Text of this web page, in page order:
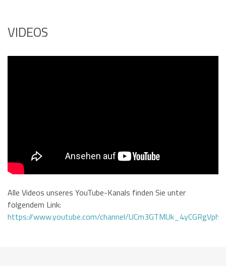
VIDEOS
Alle Videos unseres YouTube-Kanals finden Sie unter
folgendem Link:
https://www.youtube.com/channel/